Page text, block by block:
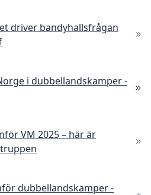
driver bandyhallsfrågan
i dubbellandskamper -
VM 2025 – här är
dubbellandskamper -